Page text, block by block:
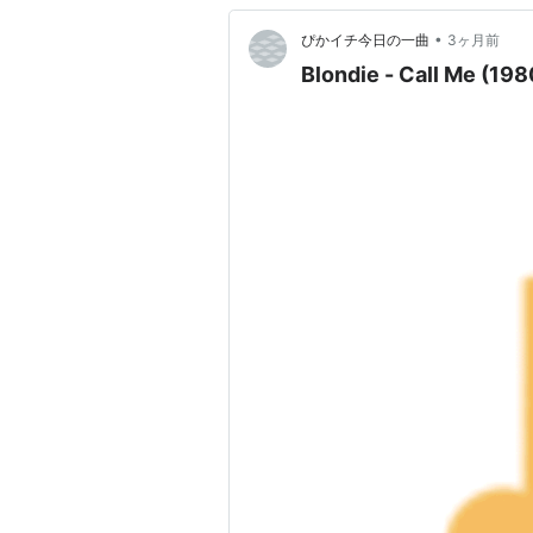
ぴかイチ今日の一曲 • 3ヶ月前
Blondie - Call Me